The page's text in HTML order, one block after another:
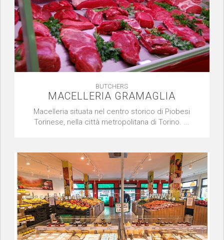
BUTCHERS
MACELLERIA GRAMAGLIA
Macelleria situata nel centro storico di Piobesi
Torinese, nella città metropolitana di Torino. ...